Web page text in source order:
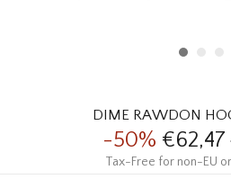
DIME RAWDON
-50% €62,47
Tax-Free for non-EU